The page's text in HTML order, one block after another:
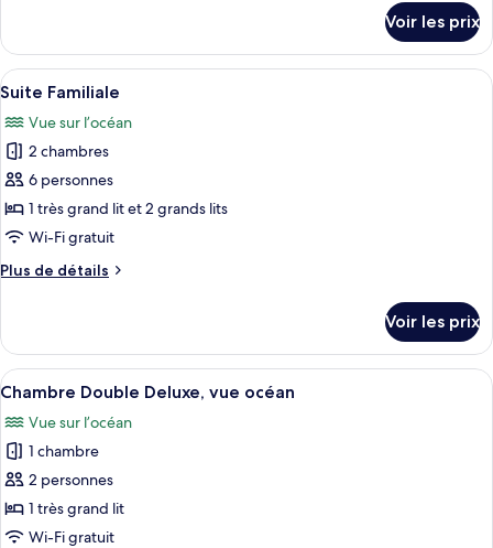
Premier
»,
accessible
aux
personnes
à
mobilité
réduite,
vue
mer
le
type
de
Suite
Premier
»,
accessible
aux
personnes
à
mer
Voir les prix
Afficher
toutes
les
photos
pour
ce
type
chambre :
Une chambre d’hôtel avec un
8
Suite Familiale
Vue sur l’océan
2 chambres
6 personnes
1 très grand lit et 2 grands lits
Wi-Fi gratuit
Plus de détails
Plus
le
type
de
Suite
Familiale
Voir les prix
Afficher
toutes
les
photos
pour
ce
type
Une chambre d’hôtel avec un grand
6
Chambre Double Deluxe, vue océan
Vue sur l’océan
1 chambre
2 personnes
1 très grand lit
Wi-Fi gratuit